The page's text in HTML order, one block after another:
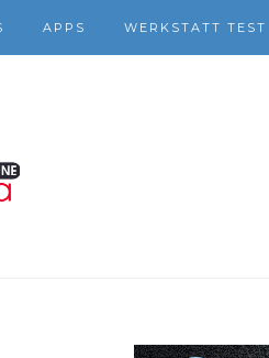
APPS WERKSTATT TEST